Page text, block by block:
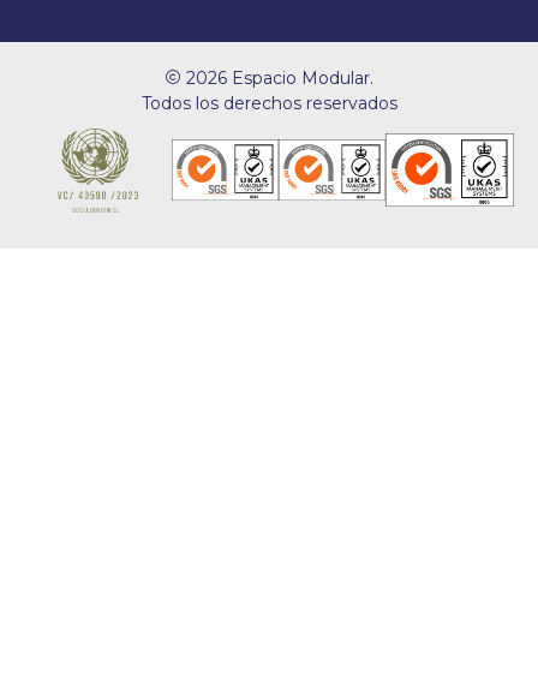
2026 Espacio Modular.
Todos los derechos reservados